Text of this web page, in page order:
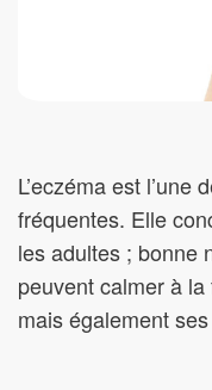
L’eczéma est
fréquentes. Elle
les adultes ; bonne
peuvent calmer à
mais également